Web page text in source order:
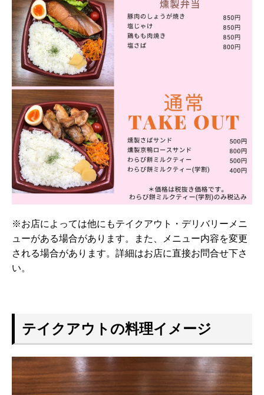
※お店によっては他にもテイクアウト・デリバリーメニ
ューがある場合があります。また、メニュー内容を変更
される場合があります。詳細はお店に直接お問合せ下さ
い。
テイクアウトの料理イメージ